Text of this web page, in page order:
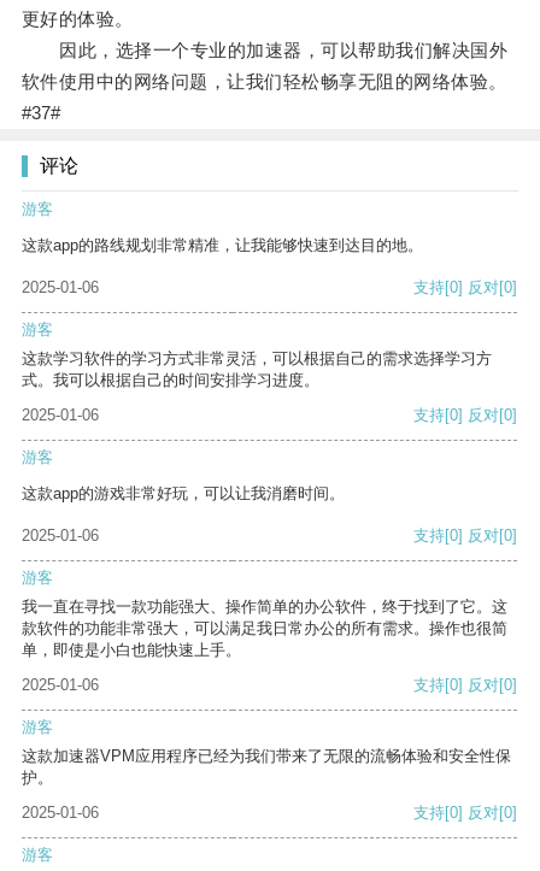
更好的体验。
因此，选择一个专业的加速器，可以帮助我们解决国外
软件使用中的网络问题，让我们轻松畅享无阻的网络体验。
#37#
评论
游客
这款app的路线规划非常精准，让我能够快速到达目的地。
2025-01-06 支持[0] 反对[0]
游客
这款学习软件的学习方式非常灵活，可以根据自己的需求选择学习方
式。我可以根据自己的时间安排学习进度。
2025-01-06
支持[0] 反对[0]
游客
这款app的游戏非常好玩，可以让我消磨时间。
2025-01-06 支持[0] 反对[0]
游客
我一直在寻找一款功能强大、操作简单的办公软件，终于找到了它。这
款软件的功能非常强大，可以满足我日常办公的所有需求。操作也很简
单，即使是小白也能快速上手。
2025-01-06
支持[0] 反对[0]
游客
这款加速器VPM应用程序已经为我们带来了无限的流畅体验和安全性保
护。
2025-01-06
支持[0] 反对[0]
游客